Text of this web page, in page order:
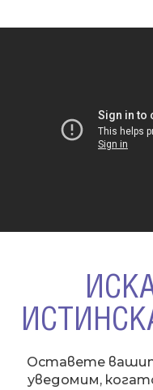
Оставете
уведомим,